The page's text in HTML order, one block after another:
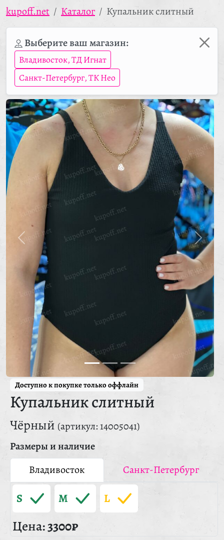
kupoff.net Каталог Купальник слитный
Выберите ваш магазин:
Владивосток, ТД Игнат
Санкт-Петербург, ТК Нео
Доступно к покупке только оффлайн
Купальник слитный
Чёрный (артикул: 14005041)
Размеры и наличие
Владивосток
Санкт-Петербург
S M L
Цена:3300₽